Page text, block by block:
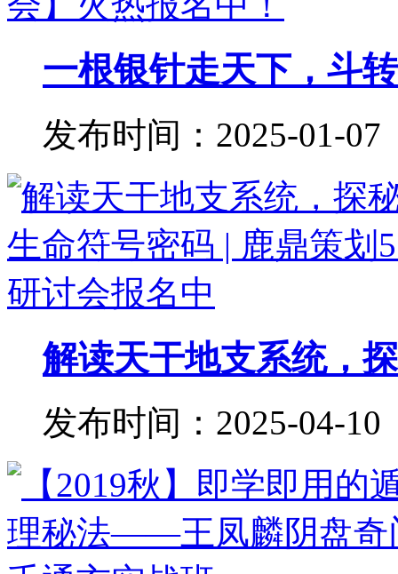
一根银针走天下，斗
发布时间：2025-01-07
解读天干地支系统，
发布时间：2025-04-10